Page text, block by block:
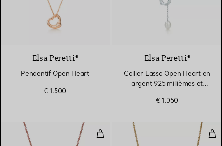
2 Matériaux
Elsa Peretti®
Pendentif Open Heart
€ 1.500
Elsa Peretti®
Collier Lasso Open Heart en
argent 925 millièmes et
€ 1.050
Pendentif en or rose 18 carats,